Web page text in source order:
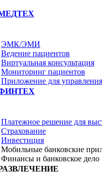
ЭМК/ЭМИ
Ведение пациентов
Виртуальная консультация
Мониторинг пациентов
Приложение для
Платежное решение для
Страхование
Инвестиция
Мобильные банковские
Финансы и банковское дело